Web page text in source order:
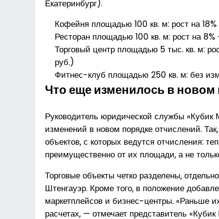
Екатеринбург).
Кофейня площадью 100 кв. м: рост на
Ресторан площадью 100 кв. м: рост на
Торговый центр площадью 5 тыс. кв. м:
руб.)
Фитнес-клуб площадью 250 кв. м: без
Что еще изменилось в
Руководитель юридической службы
изменений в новом порядке отчислений.
объектов, с которых ведутся отчисления:
преимущественно от их площади, а не
Торговые объекты четко разделены,
Штенгауэр. Кроме того, в положение
маркетплейсов и бизнес-центры. «Раньше
расчетах, — отмечает представитель